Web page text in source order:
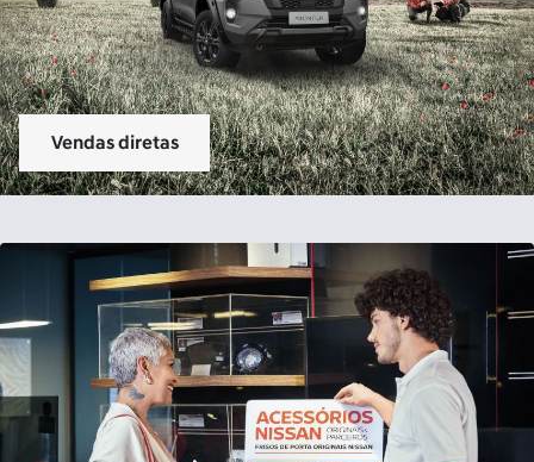
Peças e Acessórios
Serviços